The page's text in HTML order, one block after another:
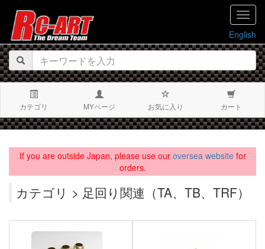
English
カテゴリ MYページ お気に入り カート
If you are outside Japan, please use our oversea websitefor
orders.
カテゴリ > 足回り関連（TA、TB、TRF）